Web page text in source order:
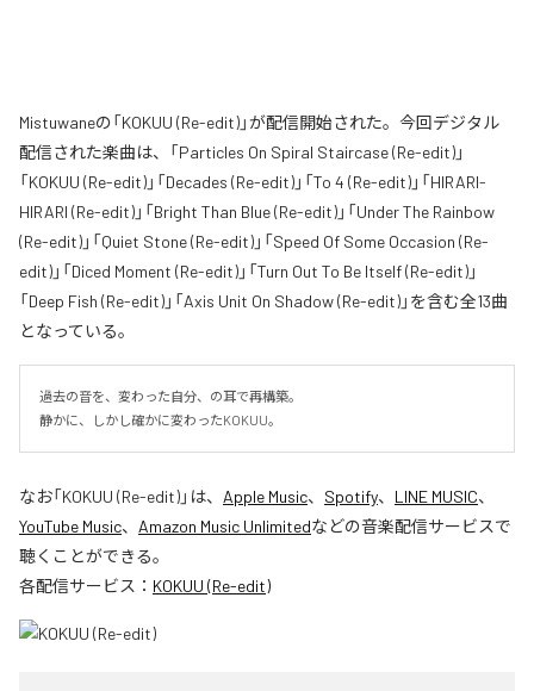
Mistuwaneの「KOKUU (Re-edit)」が配信開始された。今回デジタル
配信された楽曲は、「Particles On Spiral Staircase (Re-edit)」
「KOKUU (Re-edit)」「Decades (Re-edit)」「To 4 (Re-edit)」「HIRARI-
HIRARI (Re-edit)」「Bright Than Blue (Re-edit)」「Under The Rainbow
(Re-edit)」「Quiet Stone (Re-edit)」「Speed Of Some Occasion (Re-
edit)」「Diced Moment (Re-edit)」「Turn Out To Be Itself (Re-edit)」
「Deep Fish (Re-edit)」「Axis Unit On Shadow (Re-edit)」を含む全13曲
となっている。
過去の音を、変わった自分、の耳で再構築。
静かに、しかし確かに変わったKOKUU。
なお「KOKUU (Re-edit)」は、 Apple Music、 Spotify、 LINE MUSIC、
YouTube Music、 Amazon Music Unlimitedなどの音楽配信サービスで
聴くことができる。
各配信サービス： KOKUU (Re-edit)